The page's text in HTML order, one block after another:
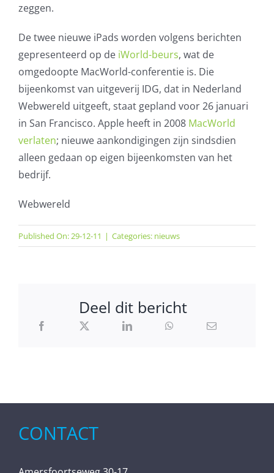
zeggen.
De twee nieuwe iPads worden volgens berichten
gepresenteerd op de iWorld-beurs, wat de
omgedoopte MacWorld-conferentie is. Die
bijeenkomst van uitgeverij IDG, dat in Nederland
Webwereld uitgeeft, staat gepland voor 26 januari
in San Francisco. Apple heeft in 2008 MacWorld
verlaten; nieuwe aankondigingen zijn sindsdien
alleen gedaan op eigen bijeenkomsten van het
bedrijf.
Webwereld
Published On: 29-12-11 | Categories: nieuws
Deel dit bericht
CONTACT